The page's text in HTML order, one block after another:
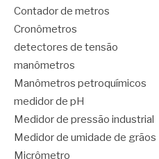
Contador de metros
Cronômetros
detectores de tensão
manômetros
Manômetros petroquímicos
medidor de pH
Medidor de pressão industrial
Medidor de umidade de grãos
Micrômetro